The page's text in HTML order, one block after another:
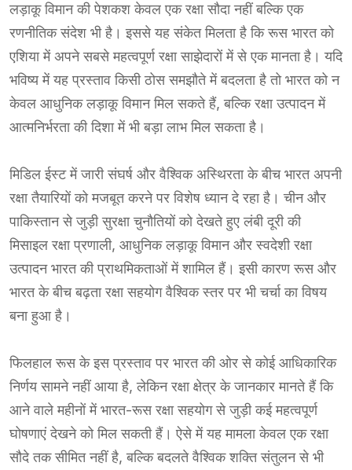
लड़ाकू विमान की पेशकश केवल एक रक्षा सौदा नहीं बल्कि एक
रणनीतिक संदेश भी है। इससे यह संकेत मिलता है कि रूस भारत को
एशिया में अपने सबसे महत्वपूर्ण रक्षा साझेदारों में से एक मानता है। यदि
भविष्य में यह प्रस्ताव किसी ठोस समझौते में बदलता है तो भारत को न
केवल आधुनिक लड़ाकू विमान मिल सकते हैं, बल्कि रक्षा उत्पादन में
आत्मनिर्भरता की दिशा में भी बड़ा लाभ मिल सकता है।
मिडिल ईस्ट में जारी संघर्ष और वैश्विक अस्थिरता के बीच भारत अपनी
रक्षा तैयारियों को मजबूत करने पर विशेष ध्यान दे रहा है। चीन और
पाकिस्तान से जुड़ी सुरक्षा चुनौतियों को देखते हुए लंबी दूरी की
मिसाइल रक्षा प्रणाली, आधुनिक लड़ाकू विमान और स्वदेशी रक्षा
उत्पादन भारत की प्राथमिकताओं में शामिल हैं। इसी कारण रूस और
भारत के बीच बढ़ता रक्षा सहयोग वैश्विक स्तर पर भी चर्चा का विषय
बना हुआ है।
फिलहाल रूस के इस प्रस्ताव पर भारत की ओर से कोई आधिकारिक
निर्णय सामने नहीं आया है, लेकिन रक्षा क्षेत्र के जानकार मानते हैं कि
आने वाले महीनों में भारत-रूस रक्षा सहयोग से जुड़ी कई महत्वपूर्ण
घोषणाएं देखने को मिल सकती हैं। ऐसे में यह मामला केवल एक रक्षा
सौदे तक सीमित नहीं है, बल्कि बदलते वैश्विक शक्ति संतुलन से भी